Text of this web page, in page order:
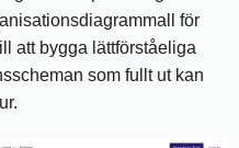
för
att bygga lättförståeliga
som fullt ut kan